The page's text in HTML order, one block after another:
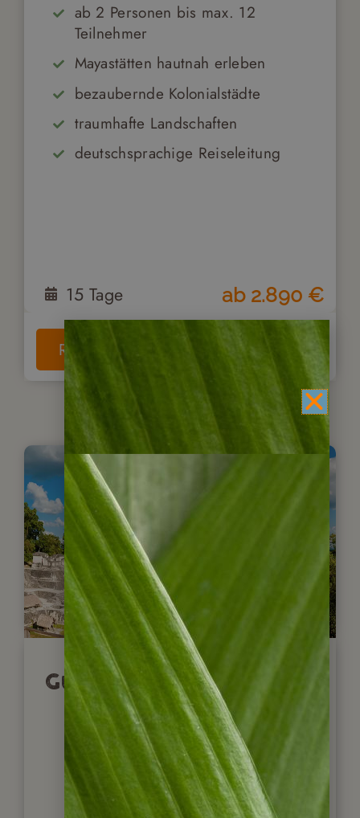
ab 2 Personen bis max. 12
Teilnehmer
Mayastätten hautnah erleben
bezaubernde Kolonialstädte
traumhafte Landschaften
deutschsprachige Reiseleitung
15 Tage ab 2.890 €
Reise anschauen
Guatemala Highlights